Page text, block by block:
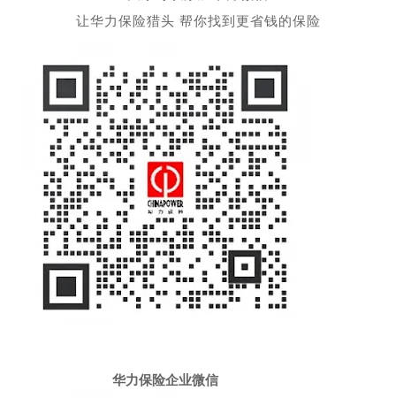
让华力保险猎头 帮你找到更省钱的保险
华力保险企业微信